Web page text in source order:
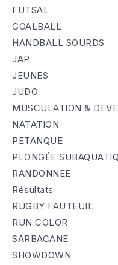
FUTSAL
GOALBALL
HANDBALL SOURDS
JAP
JEUNES
JUDO
MUSCULATION &
NATATION
PETANQUE
PLONGÉE
RANDONNEE
Résultats
RUGBY FAUTEUIL
RUN COLOR
SARBACANE
SHOWDOWN